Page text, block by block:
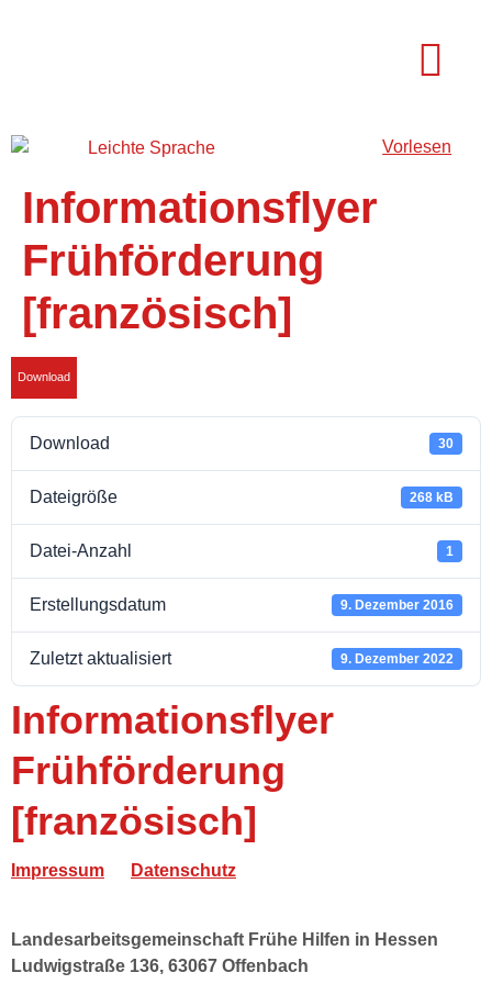
Vorlesen
Informationsflyer
Frühförderung
[französisch]
Download
Download 30
Dateigröße 268 kB
Datei-Anzahl 1
Erstellungsdatum 9. Dezember 2016
Zuletzt aktualisiert 9. Dezember 2022
Informationsflyer
Frühförderung
[französisch]
Impressum Datenschutz
Landesarbeitsgemeinschaft Frühe Hilfen in Hessen
Ludwigstraße 136, 63067 Offenbach